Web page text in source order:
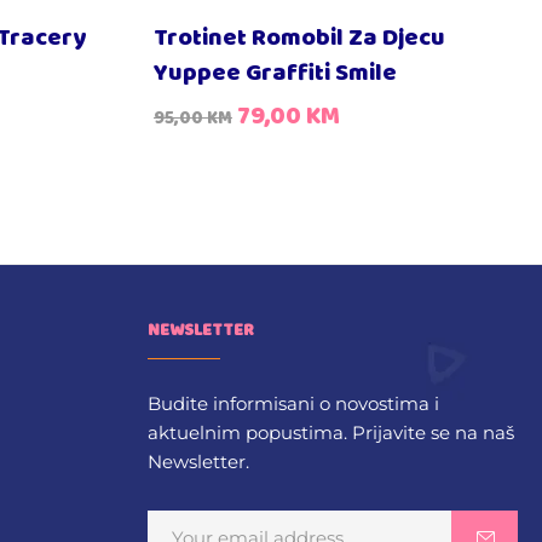
Trotinet Romobil Za Djecu
Yuppee Graffiti Smile
95,00KM 79,00KM
NEWSLETTER
Budite informisani o novostima i
aktuelnim popustima. Prijavite se na naš
Newsletter.